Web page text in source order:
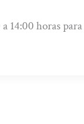
14:00 horas